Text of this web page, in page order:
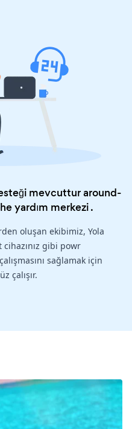
mevcuttur around-
yardım merkezi.
oluşan ekibimiz, Yola
gibi powr
sağlamak için
çalışır.